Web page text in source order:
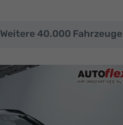
Weitere 40.000 Fahrzeuge